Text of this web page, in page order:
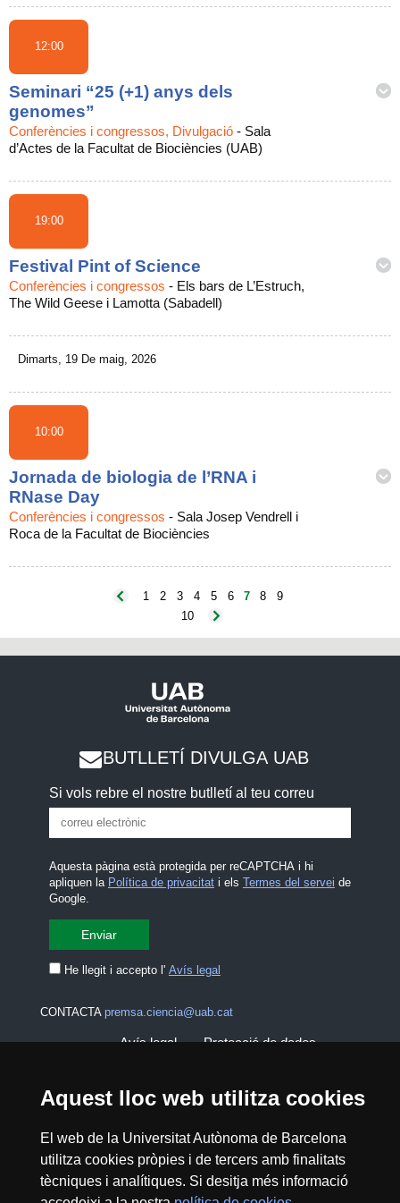
Aquest lloc web utilitza cookies
El web de la Universitat Autònoma de Barcelona
utilitza cookies pròpies i de tercers amb finalitats
tècniques i analítiques. Si desitja més informació
12:00
Seminari “25 (+1) anys dels
genomes”
Conferències i congressos, Divulgació - Sala
d’Actes de la Facultat de Biociències (UAB)
19:00
Festival Pint of Science
Conferències i congressos - Els bars de L’Estruch,
The Wild Geese i Lamotta (Sabadell)
Dimarts, 19 De maig, 2026
10:00
Jornada de biologia de l’RNA i
RNase Day
Conferències i congressos - Sala Josep Vendrell i
Roca de la Facultat de Biociències
1 2 3 4 5 6 7 8
9
10
BUTLLETÍ DIVULGA UAB
Si vols rebre el nostre butlletí al teu correu
Aquesta pàgina està protegida per reCAPTCHA i hi
apliquen la Política de privacitati els Termes del servei de
Google.
He llegit i accepto l' Avís legal
CONTACTA premsa.ciencia@uab.cat
Avís legal Protecció de dades
Sobre el web Accessibilitat web
Mapa del web UAB
2026 Divulga UAB - Creative Commons